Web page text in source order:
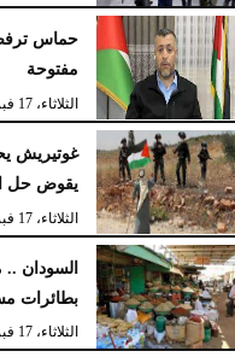
حماس ترفض
مفتوحة
الثلاثاء، 17 فبراير 2026
غوتيريش
يقوض حل
الثلاثاء، 17 فبراير 2026
بطائرات
الثلاثاء، 17 فبراير 2026